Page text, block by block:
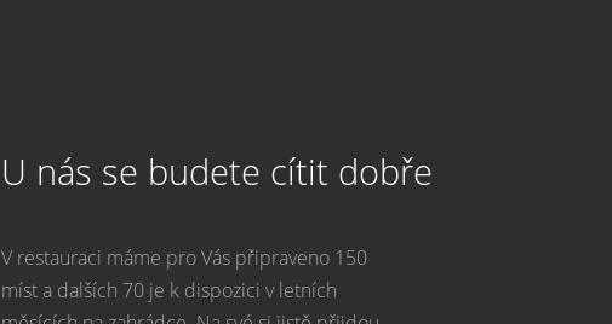
U nás se budete cítit dobře
V restauraci máme pro Vás připraveno 150
míst a dalších 70 je k dispozici v letních